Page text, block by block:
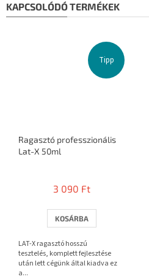
KAPCSOLÓDÓ TERMÉKEK
Tipp
Ragasztó professzionális
Lat-X 50ml
átlagos
5-
ből
csillag.
3 090 Ft
KOSÁRBA
LAT-X ragasztó hosszú
tesztelés, komplett fejlesztése
után lett cégünk által kiadva ez
a...